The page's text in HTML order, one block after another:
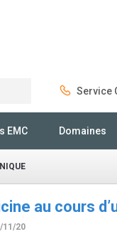
Service
EMC Domaines
au cours
11/20